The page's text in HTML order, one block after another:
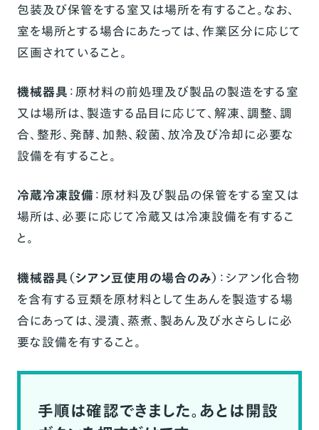
包装及び保管をする室又は場所を有すること。なお、
室を場所とする場合にあたっては、作業区分に応じて
区画されていること。
機械器具 ：原材料の前処理及び製品の製造をする室
又は場所は、製造する品目に応じて、解凍、調整、調
合、整形、発酵、加熱、殺菌、放冷及び冷却に必要な
設備を有すること。
冷蔵冷凍設備 ：原材料及び製品の保管をする室又は
場所は、必要に応じて冷蔵又は冷凍設備を有するこ
と。
機械器具（シアン豆使用の場合のみ） ：シアン化合物
を含有する豆類を原材料として生あんを製造する場
合にあっては、浸漬、蒸煮、製あん及び水さらしに必
要な設備を有すること。
手順は確認できました。あとは開設